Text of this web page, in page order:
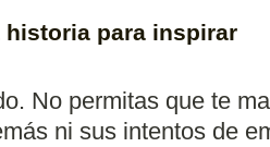
historia para inspirar
No permitas que te
ni sus intentos de